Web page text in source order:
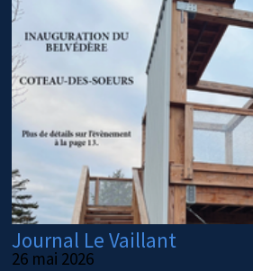
Journal Le Vaillant
26 mai 2026